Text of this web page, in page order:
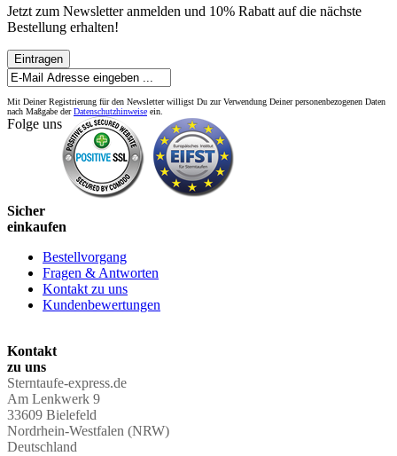
Jetzt zum Newsletter anmelden und 10% Rabatt auf die nächste
Bestellung erhalten!
Eintragen
Mit Deiner Registrierung für den Newsletter willigst Du zur Verwendung Deiner personenbezogenen Daten
nach Maßgabe derDatenschutzhinweise ein.
Folge uns
Sicher
einkaufen
Bestellvorgang
Fragen & Antworten
Kontakt zu uns
Kundenbewertungen
Kontakt
zu uns
Sterntaufe-express.de
Am Lenkwerk 9
33609 Bielefeld
Nordrhein-Westfalen (NRW)
Deutschland